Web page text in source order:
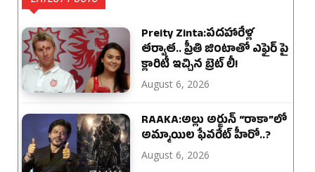
Preity Zinta:పదహారేళ్ల
తర్వాత.. ప్రీతి జింటాతో ఎఫైర్ పై
క్లారిటీ ఇచ్చిన బ్రెట్ లీ!
August 6, 2026
RAAKA:అల్లు అర్జున్ “రాకా”లో
అమ్మాయిల ఫేవరేట్ హీరో..?
August 6, 2026